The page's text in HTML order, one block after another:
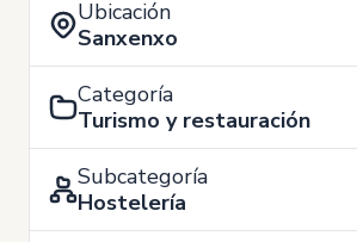
Ubicación
Sanxenxo
Categoría
Turismo y restauración
Subcategoría
Hostelería